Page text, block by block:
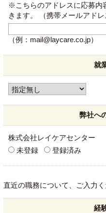
※こちらのアドレスに応募内
きます。
（携帯メールアドレ
（例：mail@laycare.co.jp）
就
弊社へ
株式会社レイケアセンター
未登録
登録済み
直近の職務について、ご入力く
経